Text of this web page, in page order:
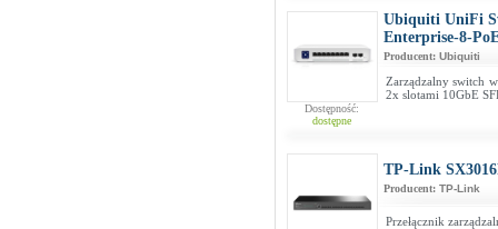
Dostępność:
dostępne
Ubiquiti UniFi
Enterprise-8-
Producent: Ubiquiti
Zarządzalny switch
2x slotami 10GbE
TP-Link
Producent: TP-Link
Przełącznik